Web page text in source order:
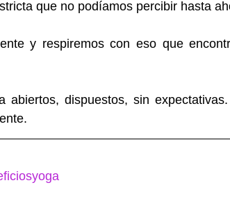
que no podíamos percibir hasta
y respiremos con eso que
abiertos, dispuestos, sin